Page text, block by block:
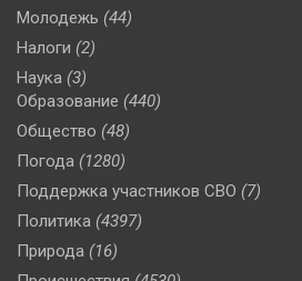
Молодежь (44)
Налоги (2)
Наука (3)
Образование (440)
Общество (48)
Погода (1280)
Поддержка участников СВО (7)
Политика (4397)
Природа (16)